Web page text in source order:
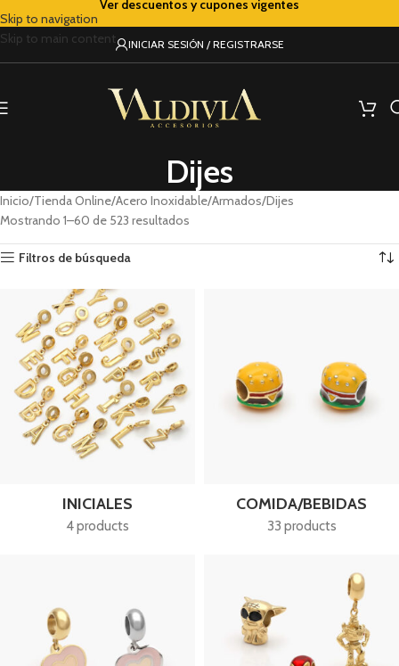
Skip to navigation
Skip to main content
Ver descuentos y cupones vigentes
INICIAR SESIÓN / REGISTRARSE
Dijes
Inicio Tienda Online Acero Inoxidable Armados Dijes
Mostrando 1–60 de 523 resultados
Filtros de búsqueda
INICIALES
4 products
COMIDA/BEBIDAS
33 products